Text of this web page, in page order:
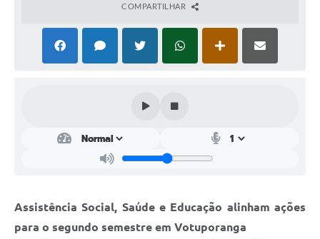
COMPARTILHAR
Assistência Social, Saúde e Educação alinham ações
para o segundo semestre em Votuporanga